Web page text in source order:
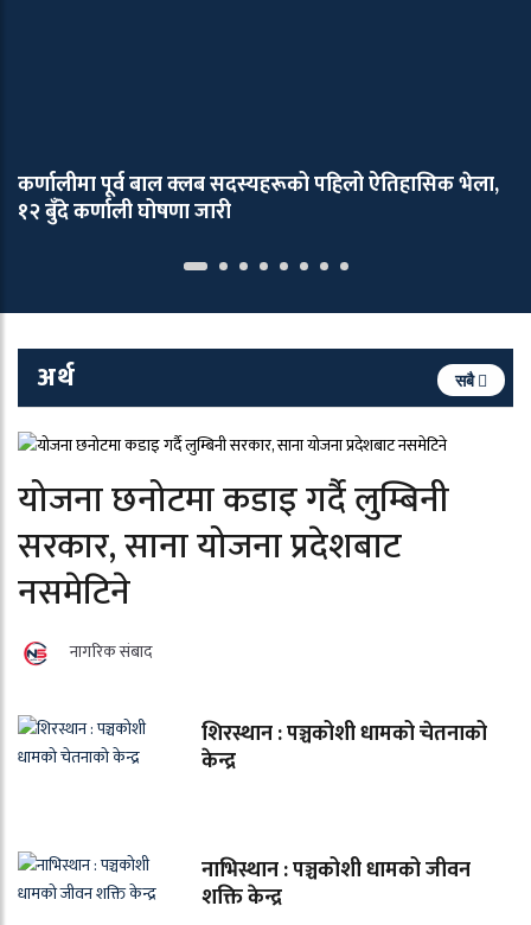
कर्णालीमा पूर्व बाल क्लब सदस्यहरूको पहिलो ऐतिहासिक भेला,
१२ बुँदे कर्णाली घोषणा जारी
अर्थ सबै
योजना छनोटमा कडाइ गर्दै लुम्बिनी
सरकार, साना योजना प्रदेशबाट
नसमेटिने
नागरिक संबाद
शिरस्थान : पञ्चकोशी धामको चेतनाको
केन्द्र
नाभिस्थान : पञ्चकोशी धामको जीवन
शक्ति केन्द्र